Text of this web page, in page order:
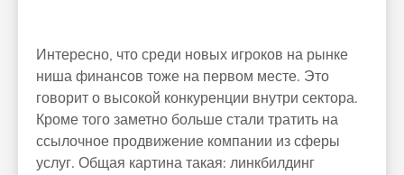
Интересно, что среди новых игроков на рынке
ниша финансов тоже на первом месте. Это
говорит о высокой конкуренции внутри сектора.
Кроме того заметно больше стали тратить на
ссылочное продвижение компании из сферы
услуг. Общая картина такая: линкбилдинг